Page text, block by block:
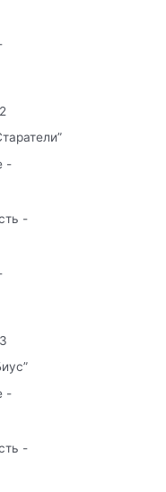
-
-
-
-